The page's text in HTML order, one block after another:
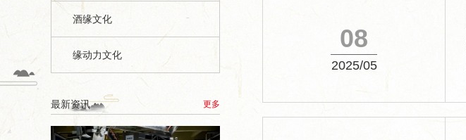
酒缘文化
缘动力文化
最新资讯 更多
08
2025/05